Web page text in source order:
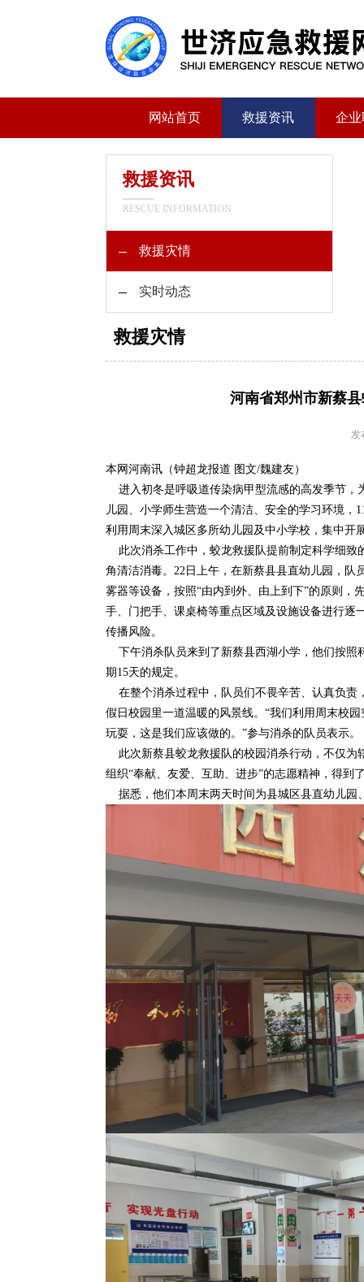
网站首页 救援资讯 企
救援资讯
RESCUE INFORMATION
救援灾情
实时动态
救援灾情
河南省郑州市新蔡
发
本网河南讯（钟超龙报道 图文/魏建友）
进入初冬是呼吸道传染病甲型流感的高发季节，
儿园、小学师生营造一个清洁、安全的学习环境，
利用周末深入城区多所幼儿园及中小学校，集中开
此次消杀工作中，蛟龙救援队提前制定科学细致
角清洁消毒。22日上午，在新蔡县县直幼儿园，
雾器等设备，按照“由内到外、由上到下”的原则，
手、门把手、课桌椅等重点区域及设施设备进行逐
传播风险。
下午消杀队员来到了新蔡县西湖小学，他们按照
期15天的规定。
在整个消杀过程中，队员们不畏辛苦、认真负责
假日校园里一道温暖的风景线。“我们利用周末校
玩耍，这是我们应该做的。”参与消杀的队员表示。
此次新蔡县蛟龙救援队的校园消杀行动，不仅为
组织“奉献、友爱、互助、进步”的志愿精神，得到
据悉，他们本周末两天时间为县城区县直幼儿园